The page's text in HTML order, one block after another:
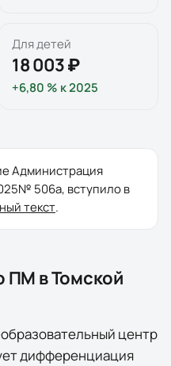
Для детей
18 003 ₽
+6,80 % к2025
Администрация
№ 506а, вступило в
текст.
ПМ вТомской
центр
дифференциация